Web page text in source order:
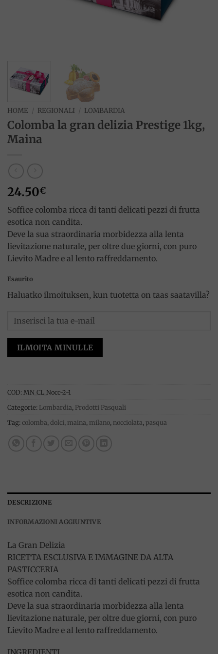
HOME / REGIONALI / LOMBARDIA
Colomba la gran delizia Prestige 1kg,
Maina
24.50€
Soffice colomba ricca di tanti delicati pezzi di frutta
esotica non candita.
Deve la sua straordinaria morbidezza alla lenta
lievitazione naturale, per oltre due giorni, con puro
Lievito Madre e al lento raffreddamento.
Esaurito
Haluatko ilmoituksen, kun tuotetta on taas saatavilla?
ILMOITA MINULLE
COD: MN_CL_Nocc-2-1
Categorie: Lombardia, Prodotti Pasquali
Tag: colomba, dolci, maina, milano, nocciolata, pasqua
DESCRIZIONE
INFORMAZIONI AGGIUNTIVE
La Gran Delizia
RICETTA ESCLUSIVA E IMMAGINE DA ALTA
PASTICCERIA
Soffice colomba ricca di tanti delicati pezzi di frutta
esotica non candita.
Deve la sua straordinaria morbidezza alla lenta
lievitazione naturale, per oltre due giorni, con puro
Lievito Madre e al lento raffreddamento.